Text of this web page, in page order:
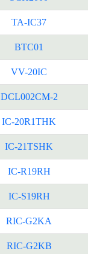
TA-IC37
BTC01
VV-20IC
DCL002CM-2
IC-20R1THK
IC-21TSHK
IC-R19RH
IC-S19RH
RIC-G2KA
RIC-G2KB